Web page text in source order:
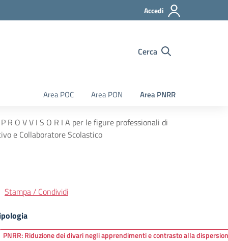
Accedi
Cerca
Area POC Area PON Area PNRR
R O V V I S O R I A per le figure professionali di
e Collaboratore Scolastico
Stampa / Condividi
PNRR: Riduzione dei divari negli apprendimenti e contrasto alla